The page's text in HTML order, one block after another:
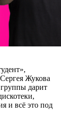
Жукова
группы дарит
и всё это под